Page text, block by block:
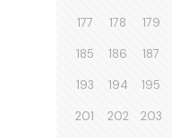
177 178 179
185 186 187
193 194 195
201 202 203